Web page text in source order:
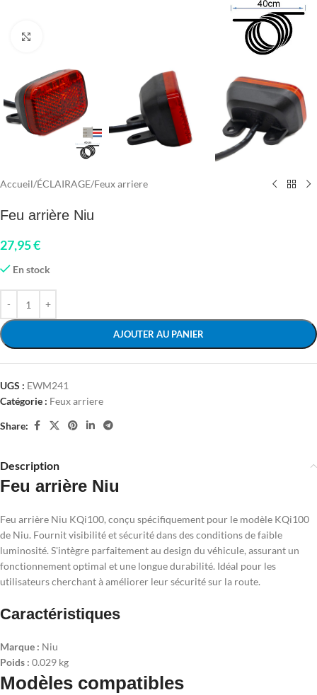
Accueil/ÉCLAIRAGE/Feux arriere
Feu arrière Niu
27,95€
En stock
AJOUTER AU PANIER
UGS : EWM241
Catégorie : Feux arriere
Share:
Description
Feu arrière Niu
Feu arrière Niu KQi100, conçu spécifiquement pour le modèle KQi100
de Niu. Fournit visibilité et sécurité dans des conditions de faible
luminosité. S'intègre parfaitement au design du véhicule, assurant un
fonctionnement optimal et une longue durabilité. Idéal pour les
utilisateurs cherchant à améliorer leur sécurité sur la route.
Caractéristiques
Marque : Niu
Poids : 0.029 kg
Modèles compatibles